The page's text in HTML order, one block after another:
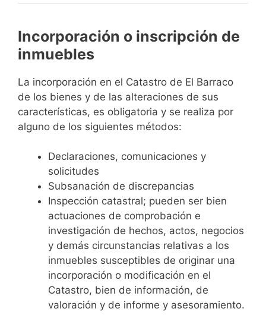
Incorporación o inscripción de
inmuebles
La incorporación en el Catastro de El Barraco
de los bienes y de las alteraciones de sus
características, es obligatoria y se realiza por
alguno de los siguientes métodos:
Declaraciones, comunicaciones y
solicitudes
Subsanación de discrepancias
Inspección catastral; pueden ser bien
actuaciones de comprobación e
investigación de hechos, actos, negocios
y demás circunstancias relativas a los
inmuebles susceptibles de originar una
incorporación o modificación en el
Catastro, bien de información, de
valoración y de informe y asesoramiento.